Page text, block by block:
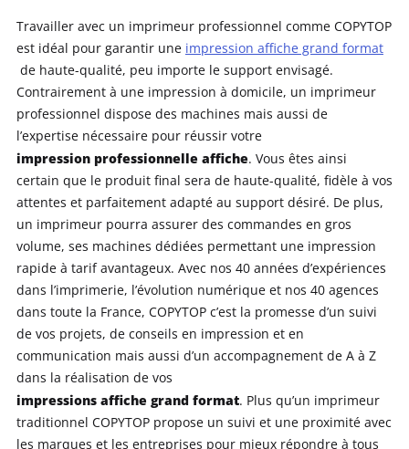
Travailler avec un imprimeur professionnel comme COPYTOP
est idéal pour garantir une impression affiche grand format
de haute-qualité, peu importe le support envisagé.
Contrairement à une impression à domicile, un imprimeur
professionnel dispose des machines mais aussi de
l’expertise nécessaire pour réussir votre
impression professionnelle affiche. Vous êtes ainsi
certain que le produit final sera de haute-qualité, fidèle à vos
attentes et parfaitement adapté au support désiré. De plus,
un imprimeur pourra assurer des commandes en gros
volume, ses machines dédiées permettant une impression
rapide à tarif avantageux. Avec nos 40 années d’expériences
dans l’imprimerie, l’évolution numérique et nos 40 agences
dans toute la France, COPYTOP c’est la promesse d’un suivi
de vos projets, de conseils en impression et en
communication mais aussi d’un accompagnement de A à Z
dans la réalisation de vos
impressions affiche grand format. Plus qu’un imprimeur
traditionnel COPYTOP propose un suivi et une proximité avec
les marques et les entreprises pour mieux répondre à tous